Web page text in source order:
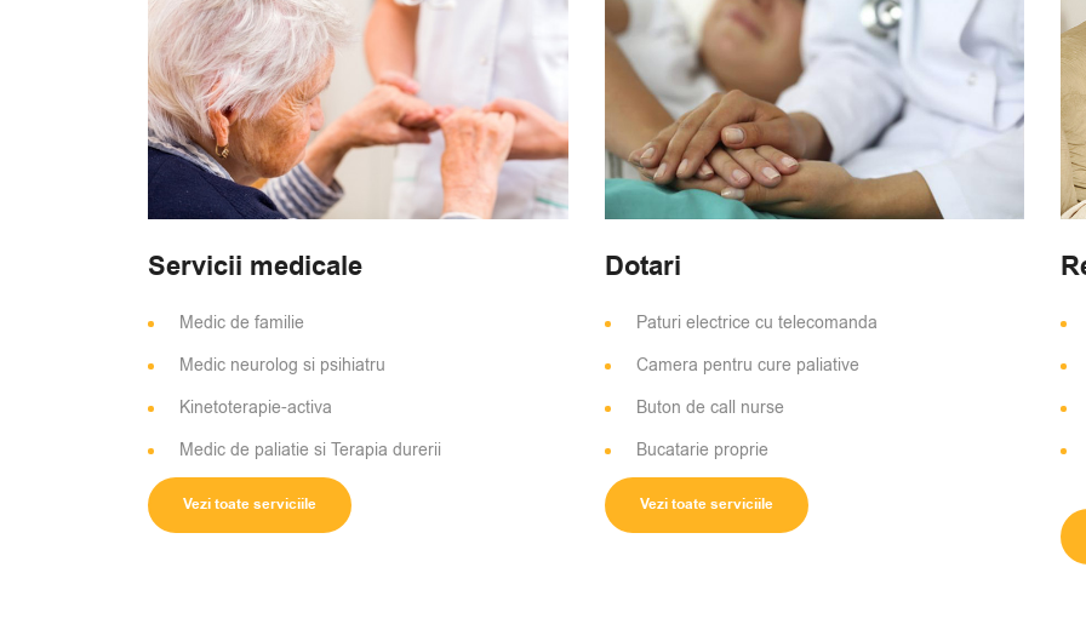
Servicii medicale
Medic de familie
Medic neurolog si psihiatru
Kinetoterapie-activa
Medic de paliatie si Terapia durerii
Vezi toate serviciile
Dotari
Paturi electrice cu telecomanda
Camera pentru cure paliative
Buton de call nurse
Bucatarie proprie
Vezi toate serviciile